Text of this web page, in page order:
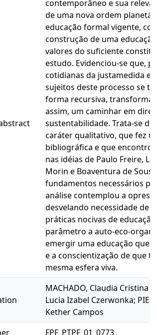
contemporâneo e sua
de uma nova ordem
educação formal vigente,
construção de uma
valores do suficiente
estudo. Evidenciou-se que,
cotidianas da justamedida e
sujeitos deste processo se
forma recursiva,
assim, um caminhar em
sustentabilidade. Trata-se
caráter qualitativo, que fez
bibliográfica e que
nas idéias de Paulo Freire,
Morin e Boaventura de
fundamentos necessários
análise contemplou a
desvelando necessidade de
práticas nocivas de
parâmetro a auto-eco-
emergir uma educação que
e a conscientização de que
mesma esfera viva.
MACHADO, Claudia Cristina
Lucia Izabel Czerwonka;
Kether Campos
FPF_PTPF_01_0773